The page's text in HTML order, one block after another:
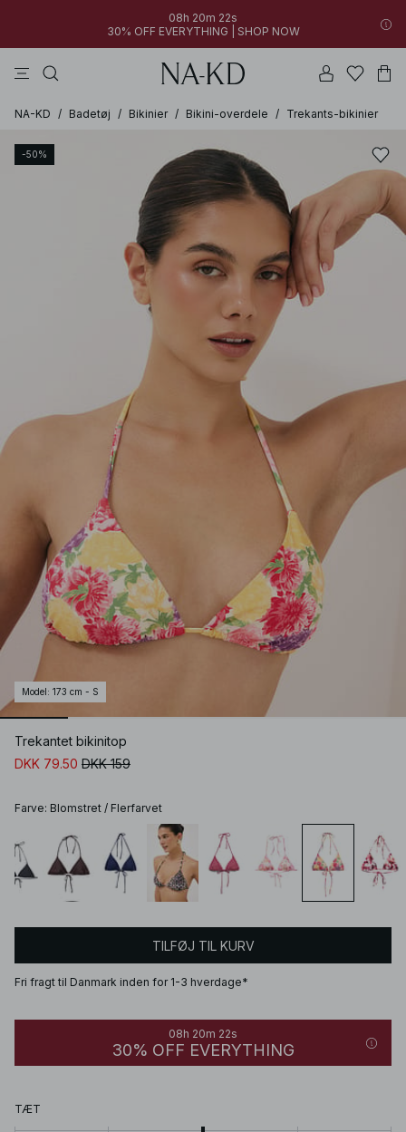
08h 20m 22s
30% OFF EVERYTHING | SHOP NOW
NA-KD / Badetøj / Bikinier / Bikini-overdele / Trekants-bikinier
-50%
Model : 173 cm - S
Trekantet bikinitop
DKK 79.50 DKK 159
Farve: Blomstret / Flerfarvet
TILFØJ TIL KURV
Fri fragt til Danmark inden for 1-3 hverdage*
08h 20m 22s
30% OFF EVERYTHING
TÆT